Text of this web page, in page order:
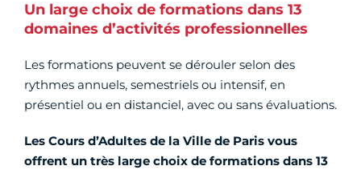
Un large choix de formations dans 13
domaines d’activités professionnelles
Les formations peuvent se dérouler selon des
rythmes annuels, semestriels ou intensif, en
présentiel ou en distanciel, avec ou sans évaluations.
Les Cours d’Adultes de la Ville de Paris vous
offrent un très large choix de formations dans 13